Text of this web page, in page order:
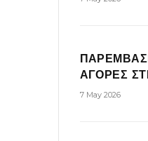
ΑΓΟΡΕΣ
7 May 2026